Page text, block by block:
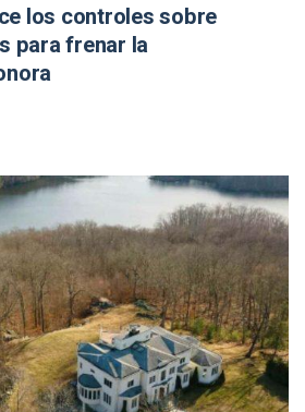
los controles sobre
para frenar la